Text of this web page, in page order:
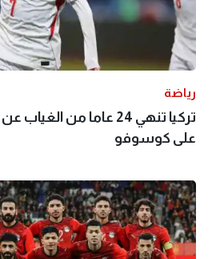
رياضة
تركيا تنهي 24 عاما من
على كوسوفو